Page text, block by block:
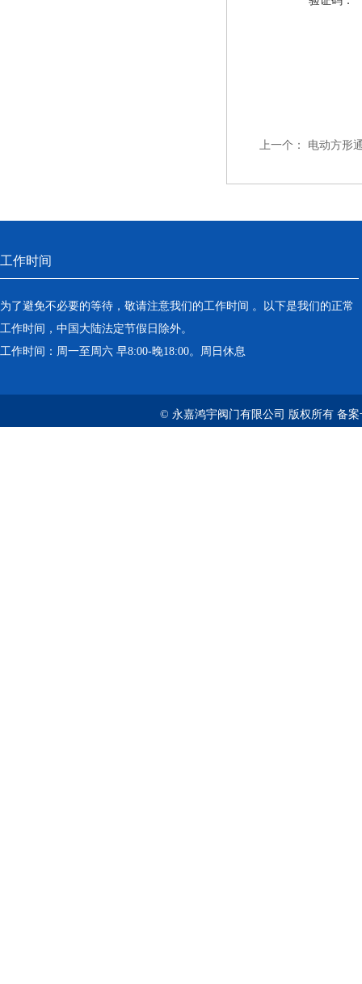
上一个： 电动方形
工作时间
为了避免不必要的等待，敬请注意我们的工作时间 。以下是我们的正常
工作时间，中国大陆法定节假日除外。
工作时间：周一至周六 早8:00-晚18:00。周日休息
© 永嘉鸿宇阀门有限公司 版权所有 备案